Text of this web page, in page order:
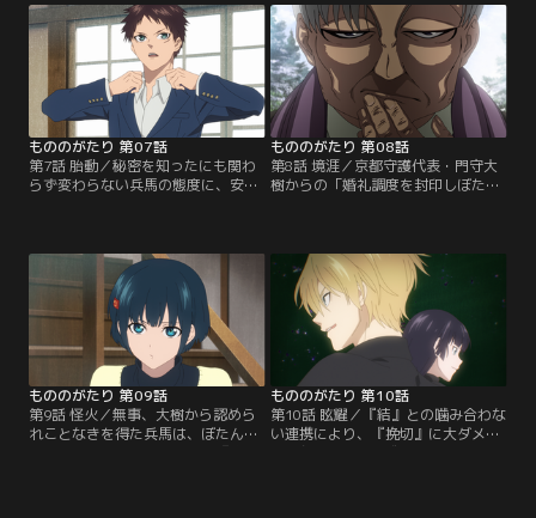
な結界があり、御札は不要であると
『薙』に諭され回収に向かうこと
に。街中で御札を剥がす兵馬のもと
に、内部調査や諜報活動を主な仕事
とする新たな付喪神『袿』と『煽』
が現れる。
『羽織』は、ぼたんを守るため秘密
を知りたがる兵馬に、ぼたんを尾行
するデートを持ちかける。そこで兵
馬が目の当たりにしたのは…。
もののがたり 第07話
第7話 胎動／秘密を知ったにも関わ
らず変わらない兵馬の態度に、安心
い”に触れて付喪神に対する認識が
徐々に変化しつつある兵馬であっ
た。そんな中、岐と長月家の関係性
を調査していた諜報員の『煽』が言
伝を持って再び現れる。
もののがたり 第08話
第8話 境涯／京都守護代表・門守大
樹からの「婚礼調度を封印しぼたん
繰り出し、兵馬を攻撃する。難なく
封印していく兵馬であったが、人間
に敵意がなかったはずの見知った付
喪神『薬研』の登場に動揺してしま
う。
もののがたり 第09話
第9話 怪火／無事、大樹から認めら
れことなきを得た兵馬は、ぼたんと
もののがたり 第10話
第10話 眩耀／『結』との噛み合わな
い連携により、『挽切』に大ダメー
ジを与えることに成功した兵馬。壊